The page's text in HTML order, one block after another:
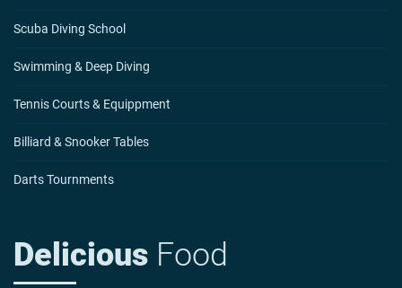
Scuba Diving School
Swimming & Deep Diving
Tennis Courts & Equippment
Billiard & Snooker Tables
Darts Tournments
Delicious Food